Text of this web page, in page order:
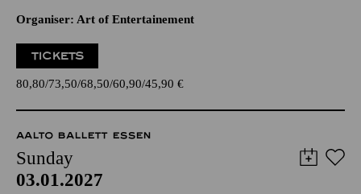
Organiser: Art of Entertainement
TICKETS
80,80 73,50 68,50 60,90 45,90 €
AALTO BALLETT ESSEN
Sunday
03.01.2027